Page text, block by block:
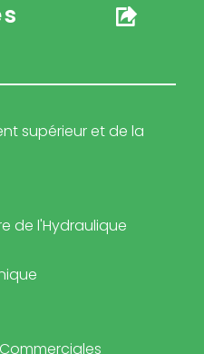
supérieur et de la
de l'Hydraulique